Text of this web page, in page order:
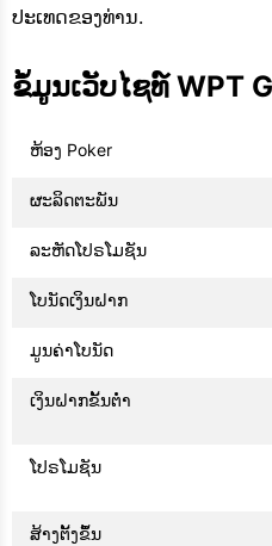
ປະເທດຂອງທ່ານ.
ຂໍ້ມູນເວັບໄຊທ໌ WPT
ຫ້ອງ Poker
ຜະລິດຕະພັນ
ລະຫັດໂປຣໂມຊັນ
ໂບນັດເງິນຝາກ
ມູນຄ່າໂບນັດ
ເງິນຝາກຂັ້ນຕໍ່າ
ໂປຣໂມຊັນ
ສ້າງຕັ້ງຂຶ້ນ